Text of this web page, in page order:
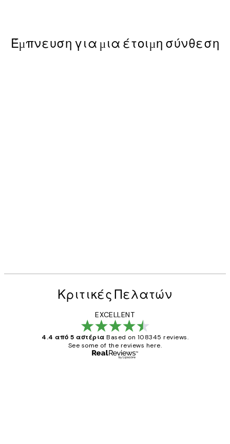
Έμπνευση για μια έτοιμη σύνθεση
Κριτικές Πελατών
EXCELLENT
4.4 από 5 αστέρια Based on 108345 reviews.
See some of the reviews here.